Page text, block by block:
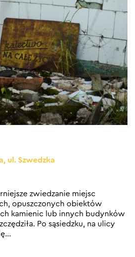
ul. Szwedzka
zwiedzanie miejsc
opuszczonych obiektów
kamienic lub innych budynków
Po sąsiedzku, na ulicy
…